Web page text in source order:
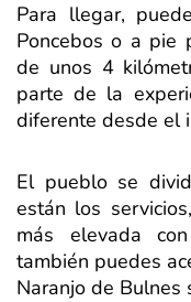
Para llegar,
Poncebos o a pie
de unos 4
parte de la
diferente desde el
El pueblo se
están los
más elevada
también puedes
Naranjo de Bulnes